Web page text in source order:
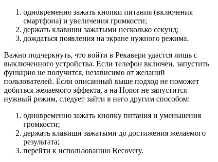
одновременно зажать кнопки питания (включения
смартфона) и увеличения громкости;
держать клавиши зажатыми несколько секунд;
дождаться появления на экране нужного режима.
Важно подчеркнуть, что войти в Рекавери удастся лишь с
выключенного устройства. Если телефон включен, запустить
функцию не получится, независимо от желаний
пользователей. Если описанный выше подход не поможет
добиться желаемого эффекта, а на Honor не запустится
нужный режим, следует зайти в него другим способом:
одновременно зажать кнопку питания и уменьшения
громкости;
держать клавиши зажатыми до достижения желаемого
результата;
перейти к использованию Recovery.